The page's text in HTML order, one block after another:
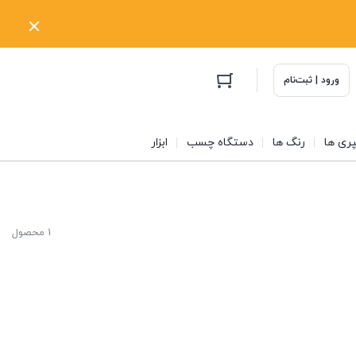
ورود | ثبت‌نام
ها رنگ ها دستگاه چسب ابزار
1 محصول